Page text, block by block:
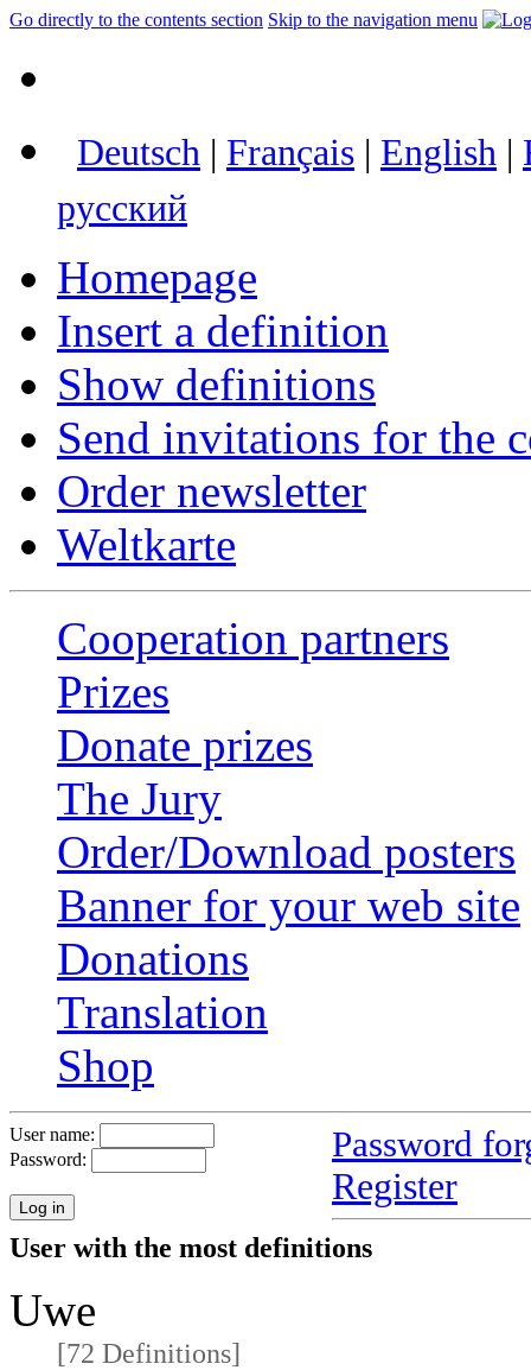
Go directly to the contents section Skip to the navigation menu
Deutsch | Français | English |
русский
Homepage
Insert a definition
Show definitions
Send invitations for the
Order newsletter
Weltkarte
Cooperation partners
Prizes
Donate prizes
The Jury
Order/Download posters
Banner for your web site
Donations
Translation
Shop
User name:
Password:
Password
Register
User with the most definitions
Uwe
[72 Definitions]